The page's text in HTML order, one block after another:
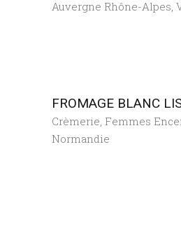
Auvergne Rhône-Alpes,
FROMAGE BLANC
Crèmerie Femmes
Normandie